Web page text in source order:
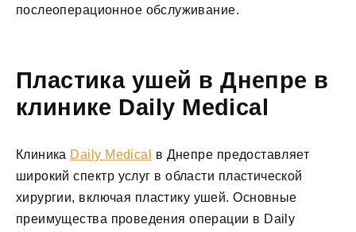
послеоперационное обслуживание.
Пластика ушей в Днепре в
клинике Daily Medical
Клиника Daily Medical
в Днепре предоставляет
широкий спектр услуг в области пластической
хирургии, включая пластику ушей. Основные
преимущества проведения операции в Daily